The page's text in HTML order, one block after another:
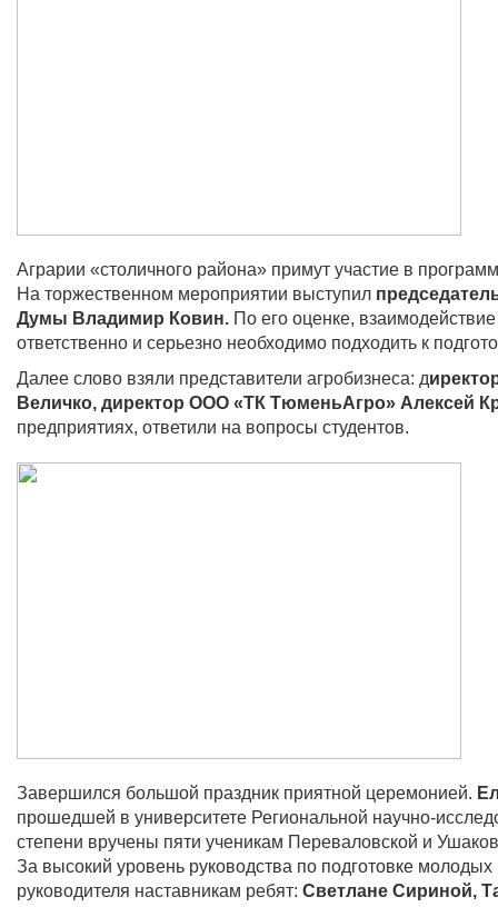
Аграрии «столичного района» примут участие в
На торжественном мероприятии выступил
Думы Владимир Ковин. По его оценке,
ответственно и серьезно необходимо подходить к
Далее слово взяли представители агробизнеса: д
Величко, директор ООО «ТК ТюменьАгро» Алексей
предприятиях, ответили на вопросы студентов.
Завершился большой праздник приятной церемонией.
прошедшей в университете Региональной научно-
степени вручены пяти ученикам Переваловской и
За высокий уровень руководства по подготовке
руководителя наставникам ребят: Светлане Сириной,